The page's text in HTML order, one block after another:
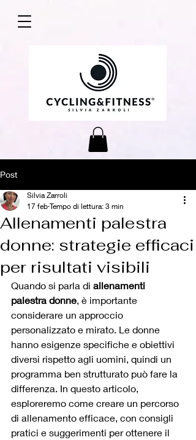
Post
Allenamenti palestra
donne: strategie efficaci
per risultati visibili
Silvia Zarroli
17 feb Tempo di lettura: 3 min
Quando si parla di allenamenti
palestra donne , è importante
considerare un approccio
personalizzato e mirato. Le donne
hanno esigenze specifiche e obiettivi
diversi rispetto agli uomini, quindi un
programma ben strutturato può fare la
differenza. In questo articolo,
esploreremo come creare un percorso
di allenamento efficace, con consigli
pratici e suggerimenti per ottenere il